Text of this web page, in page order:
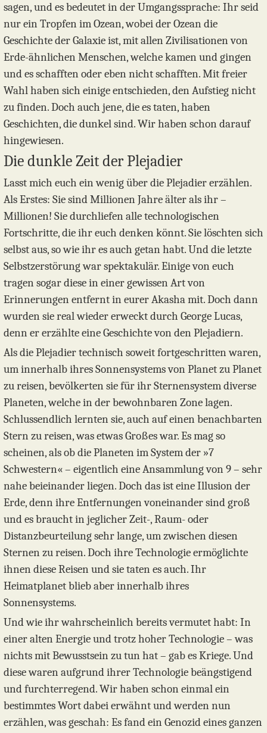
sagen, und es bedeutet in der Umgangssprache: Ihr seid
nur ein Tropfen im Ozean, wobei der Ozean die
Geschichte der Galaxie ist, mit allen Zivilisationen von
Erde-ähnlichen Menschen, welche kamen und gingen
und es schafften oder eben nicht schafften. Mit freier
Wahl haben sich einige entschieden, den Aufstieg nicht
zu finden. Doch auch jene, die es taten, haben
Geschichten, die dunkel sind. Wir haben schon darauf
hingewiesen.
Die dunkle Zeit der Plejadier
Lasst mich euch ein wenig über die Plejadier erzählen.
Als Erstes: Sie sind Millionen Jahre älter als ihr –
Millionen! Sie durchliefen alle technologischen
Fortschritte, die ihr euch denken könnt. Sie löschten sich
selbst aus, so wie ihr es auch getan habt. Und die letzte
Selbstzerstörung war spektakulär. Einige von euch
tragen sogar diese in einer gewissen Art von
Erinnerungen entfernt in eurer Akasha mit. Doch dann
wurden sie real wieder erweckt durch George Lucas,
denn er erzählte eine Geschichte von den Plejadiern.
Als die Plejadier technisch soweit fortgeschritten waren,
um innerhalb ihres Sonnensystems von Planet zu Planet
zu reisen, bevölkerten sie für ihr Sternensystem diverse
Planeten, welche in der bewohnbaren Zone lagen.
Schlussendlich lernten sie, auch auf einen benachbarten
Stern zu reisen, was etwas Großes war. Es mag so
scheinen, als ob die Planeten im System der »7
Schwestern« – eigentlich eine Ansammlung von 9 – sehr
nahe beieinander liegen. Doch das ist eine Illusion der
Erde, denn ihre Entfernungen voneinander sind groß
und es braucht in jeglicher Zeit-, Raum- oder
Distanzbeurteilung sehr lange, um zwischen diesen
Sternen zu reisen. Doch ihre Technologie ermöglichte
ihnen diese Reisen und sie taten es auch. Ihr
Heimatplanet blieb aber innerhalb ihres
Sonnensystems.
Und wie ihr wahrscheinlich bereits vermutet habt: In
einer alten Energie und trotz hoher Technologie – was
nichts mit Bewusstsein zu tun hat – gab es Kriege. Und
diese waren aufgrund ihrer Technologie beängstigend
und furchterregend. Wir haben schon einmal ein
bestimmtes Wort dabei erwähnt und werden nun
erzählen, was geschah: Es fand ein Genozid eines ganzen